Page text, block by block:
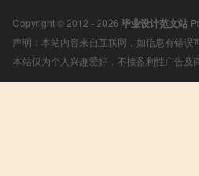
Copyright © 2012 - 2026 毕业设计范文站
声明：本站内容来自互联网，如信息有错
本站仅为个人兴趣爱好，不接盈利性广告及